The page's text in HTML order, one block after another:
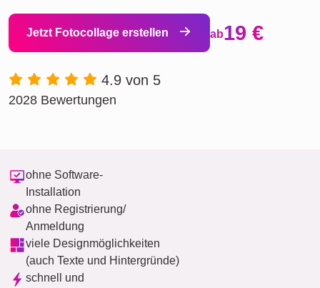
Jetzt Fotocollage erstellen ab19 €
4.9 von 5
2028 Bewertungen
ohne Software-
Installation
ohne Registrierung/
Anmeldung
viele Designmöglichkeiten
(auch Texte und Hintergründe)
schnell und